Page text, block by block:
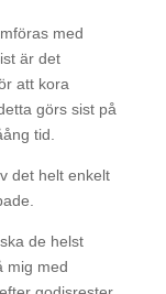
med
är det
att kora
görs sist på
tid.
det helt enkelt
de helst
mig med